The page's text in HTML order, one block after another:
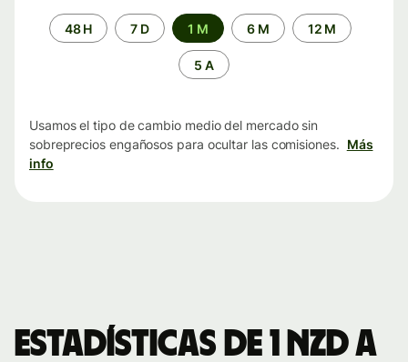
Periodo48 H 7 D 1 M 6 M 12 M
5 A
Usamos el tipo de cambio medio del mercado sin
sobreprecios engañosos para ocultar las comisiones. Más
info
Estadísticas de 1 NZD a